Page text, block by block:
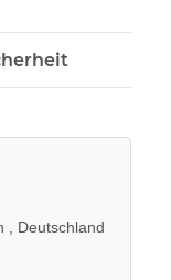
, Deutschland